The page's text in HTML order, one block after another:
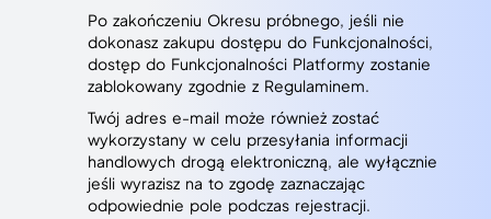
Po zakończeniu Okresu próbnego, jeśli nie
dokonasz zakupu dostępu do Funkcjonalności,
dostęp do Funkcjonalności Platformy zostanie
zablokowany zgodnie z Regulaminem.
Twój adres e-mail może również zostać
wykorzystany w celu przesyłania informacji
handlowych drogą elektroniczną, ale wyłącznie
jeśli wyrazisz na to zgodę zaznaczając
odpowiednie pole podczas rejestracji.